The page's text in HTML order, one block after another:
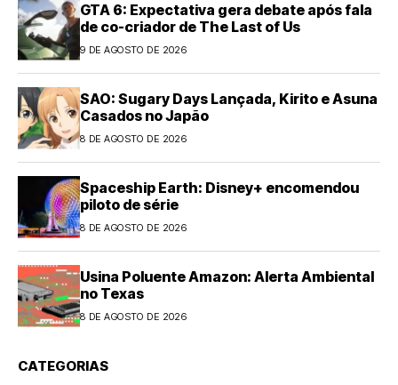
GTA 6: Expectativa gera debate após fala
de co-criador de The Last of Us
9 DE AGOSTO DE 2026
SAO: Sugary Days Lançada, Kirito e Asuna
Casados no Japão
8 DE AGOSTO DE 2026
Spaceship Earth: Disney+ encomendou
piloto de série
8 DE AGOSTO DE 2026
Usina Poluente Amazon: Alerta Ambiental
no Texas
8 DE AGOSTO DE 2026
CATEGORIAS